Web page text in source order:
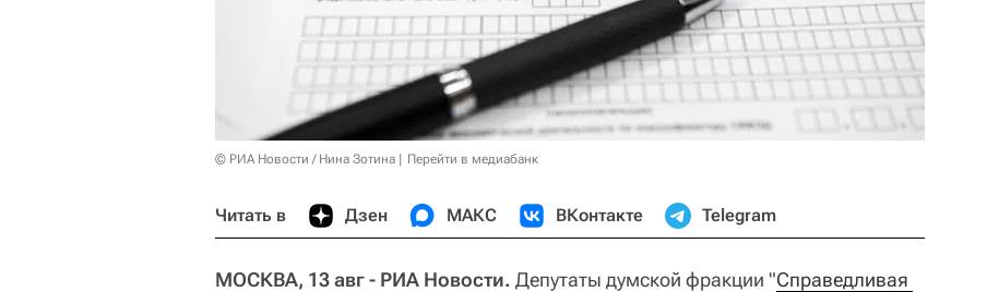
© РИА Новости / Нина Зотина Перейти в медиабанк
Читать в Дзен МАКС ВКонтакте Telegram
МОСКВА, 13 авг - РИА Новости. Депутаты думской фракции "Справедливая